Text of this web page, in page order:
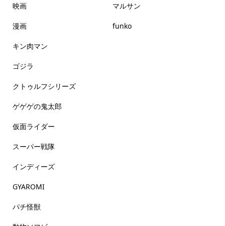
映画
漫画
キン肉マン
ゴジラ
クトゥルフシリーズ
ゲゲゲの鬼太郎
仮面ライダー
スーパー戦隊
インディーズ
GYAROMI
パチ怪獣
マルサン
funko